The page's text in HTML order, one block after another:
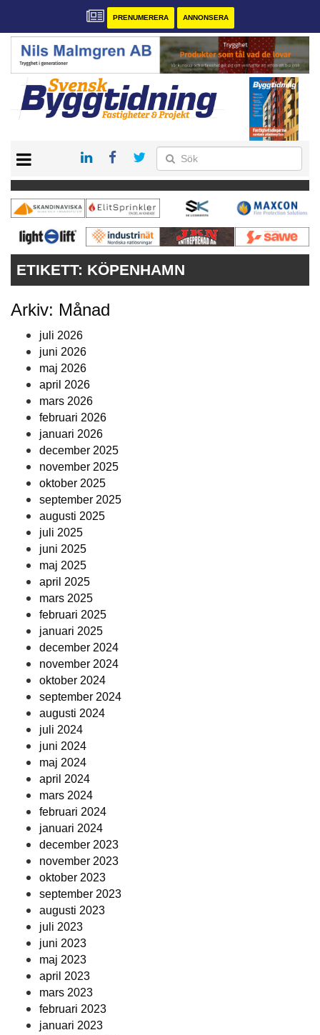
PRENUMERERA ANNONSERA
PRENUMERERA
VÅRA ANDRA MAGASIN
ANNONSERA
ETIKETT: KÖPENHAMN
Arkiv: Månad
juli 2026
juni 2026
maj 2026
april 2026
mars 2026
februari 2026
januari 2026
december 2025
november 2025
oktober 2025
september 2025
augusti 2025
juli 2025
juni 2025
maj 2025
april 2025
mars 2025
februari 2025
januari 2025
december 2024
november 2024
oktober 2024
september 2024
augusti 2024
juli 2024
juni 2024
maj 2024
april 2024
mars 2024
februari 2024
januari 2024
december 2023
november 2023
oktober 2023
september 2023
augusti 2023
juli 2023
juni 2023
maj 2023
april 2023
mars 2023
februari 2023
januari 2023